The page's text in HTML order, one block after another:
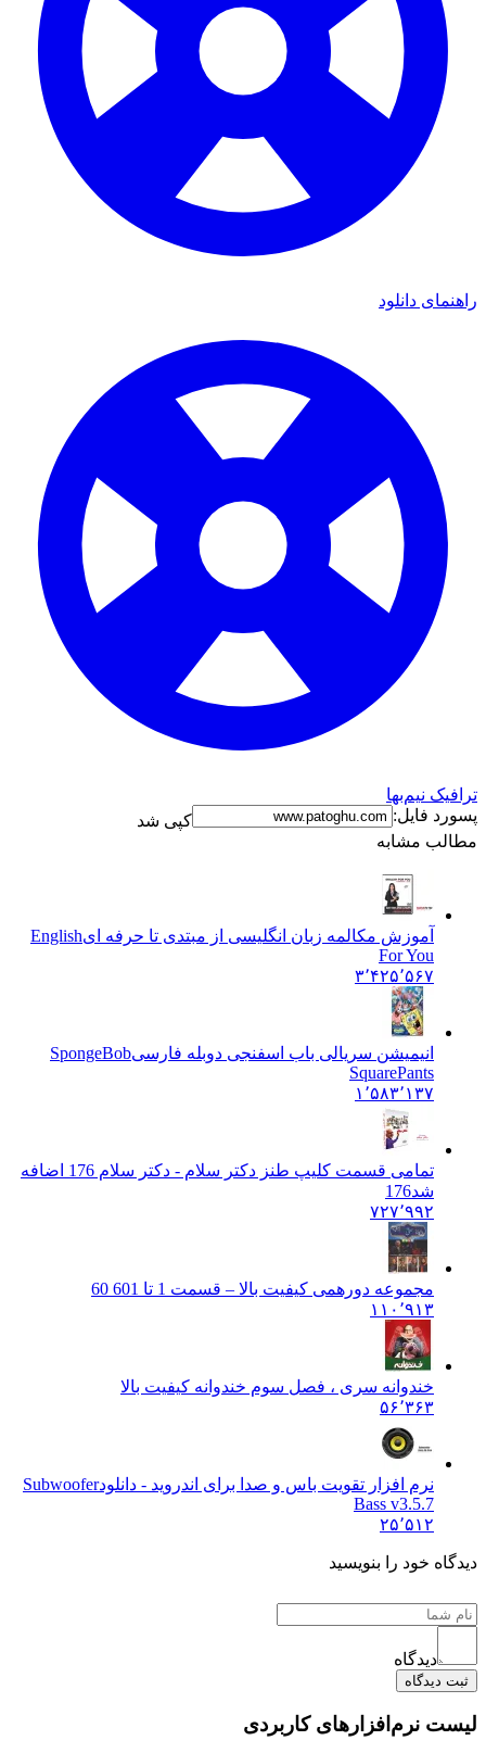
راهنمای دانلود
ترافیک نیم‌بها
پسورد فایل:
کپی شد
مطالب مشابه
آموزش مکالمه زبان انگلیسی از مبتدی تا حرفه ایEnglish
For You
۳٬۴۲۵٬۵۶۷
انیمیشن سریالی باب اسفنجی دوبله فارسیSpongeBob
SquarePants
۱٬۵۸۳٬۱۳۷
تمامی قسمت کلیپ طنز دکتر سلام - دکتر سلام 176 اضافه
شد176
۷۲۷٬۹۹۲
مجموعه دورهمی کیفیت بالا – قسمت 1 تا 60
1 60
۱۱۰٬۹۱۳
خندوانه سری ، فصل سوم خندوانه کیفیت بالا
۵۶٬۳۶۳
نرم افزار تقویت باس و صدا برای اندروید - دانلودSubwoofer
Bass v3.5.7
۲۵٬۵۱۲
دیدگاه خود را بنویسید
دیدگاه
ثبت دیدگاه
لیست نرم‌افزارهای کاربردی